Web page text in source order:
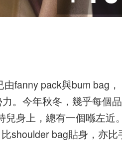
fanny pack與bum bag，
。今年秋冬，幾乎每個品
身上，總有一個喺左近。
shoulder bag貼身，亦比